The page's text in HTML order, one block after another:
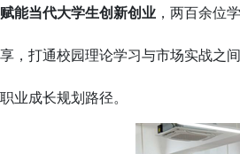
赋能当代大学生创新创业 ，两百余位
享，打通校园理论学习与市场实战之
职业成长规划路径。